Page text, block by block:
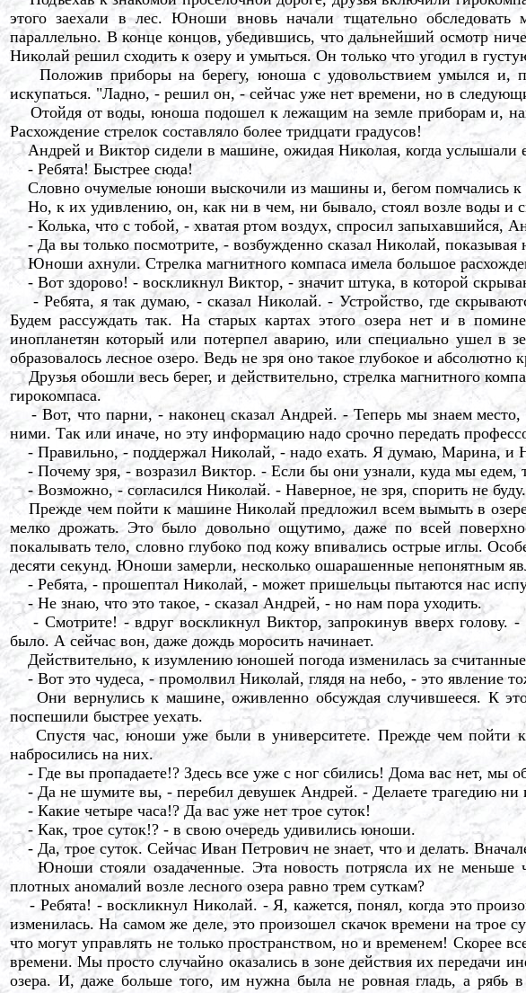
этого заехали в лес. Юноши вновь начали тщательно обследовать
параллельно. В конце концов, убедившись, что дальнейший осмотр
Николай решил сходить к озеру и умыться. Он только что угодил в
Положив приборы на берегу, юноша с удовольствием умылся и,
искупаться. "Ладно, - решил он, - сейчас уже нет времени, но в
Отойдя от воды, юноша подошел к лежащим на земле приборам и,
Расхождение стрелок составляло более тридцати градусов!
Андрей и Виктор сидели в машине, ожидая Николая, когда услышали
- Ребята! Быстрее сюда!
Словно очумелые юноши выскочили из машины и, бегом помчались к
Но, к их удивлению, он, как ни в чем, ни бывало, стоял возле воды и
- Колька, что с тобой, - хватая ртом воздух, спросил запыхавшийся,
- Да вы только посмотрите, - возбужденно сказал Николай, показывая
Юноши ахнули. Стрелка магнитного компаса имела большое
- Вот здорово! - воскликнул Виктор, - значит штука, в которой
- Ребята, я так думаю, - сказал Николай. - Устройство, где
Будем рассуждать так. На старых картах этого озера нет и в
инопланетян который или потерпел аварию, или специально ушел в
образовалось лесное озеро. Ведь не зря оно такое глубокое и абсолютно
Друзья обошли весь берег, и действительно, стрелка магнитного
гирокомпаса.
- Вот, что парни, - наконец сказал Андрей. - Теперь мы знаем место,
ними. Так или иначе, но эту информацию надо срочно передать
- Правильно, - поддержал Николай, - надо ехать. Я думаю, Марина, и
- Почему зря, - возразил Виктор. - Если бы они узнали, куда мы едем,
- Возможно, - согласился Николай. - Наверное, не зря, спорить не буду.
Прежде чем пойти к машине Николай предложил всем вымыть в
мелко дрожать. Это было довольно ощутимо, даже по всей
покалывать тело, словно глубоко под кожу впивались острые иглы.
десяти секунд. Юноши замерли, несколько ошарашенные непонятным
- Ребята, - прошептал Николай, - может пришельцы пытаются нас
- Не знаю, что это такое, - сказал Андрей, - но нам пора уходить.
- Смотрите! - вдруг воскликнул Виктор, запрокинув вверх голову.
было. А сейчас вон, даже дождь моросить начинает.
Действительно, к изумлению юношей погода изменилась за
- Вот это чудеса, - промолвил Николай, глядя на небо, - это явление
Они вернулись к машине, оживленно обсуждая случившееся. К
поспешили быстрее уехать.
Спустя час, юноши уже были в университете. Прежде чем пойти к
набросились на них.
- Где вы пропадаете!? Здесь все уже с ног сбились! Дома вас нет, мы
- Да не шумите вы, - перебил девушек Андрей. - Делаете трагедию ни
- Какие четыре часа!? Да вас уже нет трое суток!
- Как, трое суток!? - в свою очередь удивились юноши.
- Да, трое суток. Сейчас Иван Петрович не знает, что и делать.
Юноши стояли озадаченные. Эта новость потрясла их не меньше
плотных аномалий возле лесного озера равно трем суткам?
- Ребята! - воскликнул Николай. - Я, кажется, понял, когда это
изменилась. На самом же деле, это произошел скачок времени на трое
что могут управлять не только пространством, но и временем! Скорее
времени. Мы просто случайно оказались в зоне действия их передачи
озера. И, даже больше того, им нужна была не ровная гладь, а рябь